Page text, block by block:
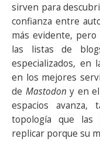
sirven para
confianza entre
más evidente,
las listas de
especializados, en
en los mejores
de Mastodon y en el
espacios avanza,
topología que las
replicar porque su